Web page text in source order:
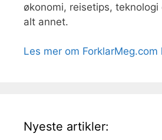
økonomi, reisetips,
alt annet.
Les mer om ForklarMeg.com
Nyeste artikler: